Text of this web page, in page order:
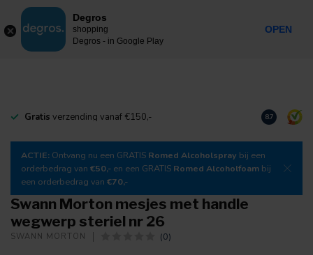
MENU
Gratis verzending vanaf €150,- Téléchargez
8.7
ACTIE: Ontvang nu een GRATIS Romed Alcoholspray bij een
orderbedrag van €50,- en een GRATIS Romed Alcoholfoam bij
een orderbedrag van €70,-
Swann Morton mesjes met handle
wegwerp steriel nr 26
SWANN MORTON (0)
Degros
shopping
Degros - in Google Play
OPEN